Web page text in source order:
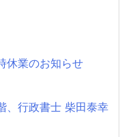
休業のお知らせ
、行政書士 柴田泰幸